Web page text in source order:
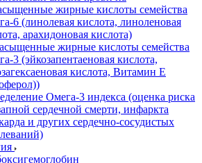
жирные кислоты семейства
6 (линолевая кислота, линоленовая
арахидоновая кислота)
жирные кислоты семейства
3 (эйкозапентаеновая кислота,
кислота, Витамин E
Омега-3 индекса (оценка риска
сердечной смерти, инфаркта
и других сердечно-сосудистых